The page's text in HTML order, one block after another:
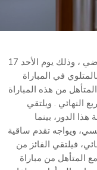
يستضيف نجم المتلوي ، منافسه الترجي الرياضي ، وذلك يوم الأحد 17
البلدي بالمتلوي في المباراة
من هذه المباراة
النهائي . ويلتقي
الدور، بينما
ويواجه تقدم ساقية
فيلتقي الفائز من
المتأهل من مباراة